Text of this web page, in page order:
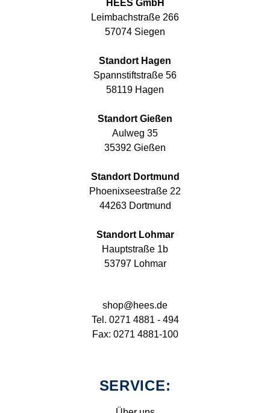
HEES GmbH
Leimbachstraße 266
57074 Siegen
Standort Hagen
Spannstiftstraße 56
58119 Hagen
Standort Gießen
Aulweg 35
35392 Gießen
Standort Dortmund
Phoenixseestraße 22
44263 Dortmund
Standort Lohmar
Hauptstraße 1b
53797 Lohmar
shop@hees.de
Tel. 0271 4881 - 494
Fax: 0271 4881-100
SERVICE: